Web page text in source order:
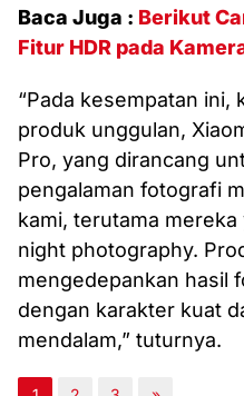
Baca Juga : Berikut
Fitur HDR pada
“Pada kesempatan ini,
produk unggulan,
Pro, yang dirancang
pengalaman fotografi
kami, terutama
night photography.
mengedepankan hasil
dengan karakter kuat
mendalam,” tuturnya.